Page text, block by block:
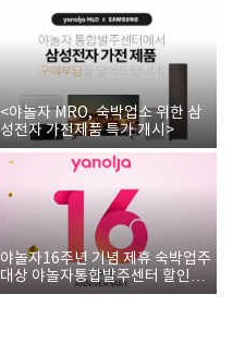
<야놀자 MRO, 숙박업소 위한 삼
성전자 가전제품 특가 개시>
야놀자16주년 기념 제휴 숙박업주
대상 야놀자통합발주센터 할인쿠
폰 증정